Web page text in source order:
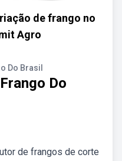
de frango no
Agro
Do Brasil
Do
de frangos de corte